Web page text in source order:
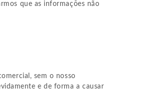
que as informações não
sem o nosso
e de forma a causar